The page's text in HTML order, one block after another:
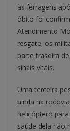
às ferragens
óbito foi
Atendimento
resgate, os
parte traseira
sinais vitais.
Uma terceira
ainda na
helicóptero
saúde dela não